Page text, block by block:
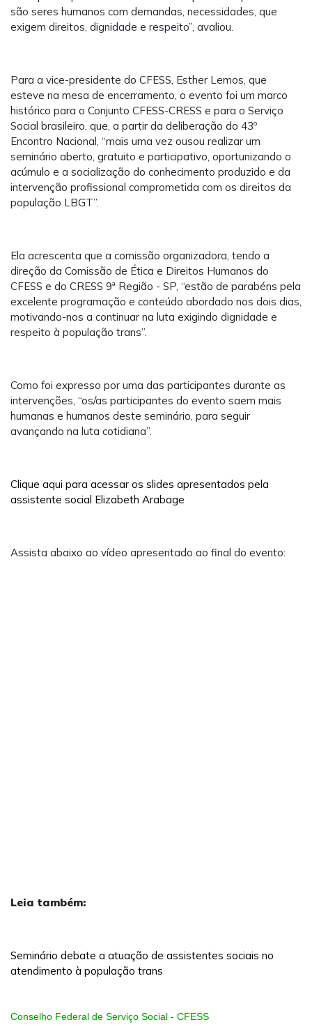
são seres humanos com demandas, necessidades, que
exigem direitos, dignidade e respeito”, avaliou.
Para a vice-presidente do CFESS, Esther Lemos, que
esteve na mesa de encerramento, o evento foi um marco
histórico para o Conjunto CFESS-CRESS e para o Serviço
Social brasileiro, que, a partir da deliberação do 43º
Encontro Nacional, “mais uma vez ousou realizar um
seminário aberto, gratuito e participativo, oportunizando o
acúmulo e a socialização do conhecimento produzido e da
intervenção profissional comprometida com os direitos da
população LBGT”.
Ela acrescenta que a comissão organizadora, tendo a
direção da Comissão de Ética e Direitos Humanos do
CFESS e do CRESS 9ª Região - SP, “estão de parabéns pela
excelente programação e conteúdo abordado nos dois dias,
motivando-nos a continuar na luta exigindo dignidade e
respeito à população trans”.
Como foi expresso por uma das participantes durante as
intervenções, “os/as participantes do evento saem mais
humanas e humanos deste seminário, para seguir
avançando na luta cotidiana”.
Clique aqui para acessar os slides apresentados pela
assistente social Elizabeth Arabage
Assista abaixo ao vídeo apresentado ao final do evento:
Leia também:
Seminário debate a atuação de assistentes sociais no
atendimento à população trans
Conselho Federal de Serviço Social - CFESS